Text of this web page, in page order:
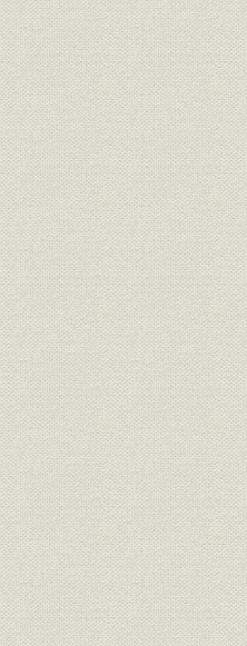
信頼性の危機
「重大な欠陥」指摘
19. 犬養体制スタート
酒井社長が退陣
三つのキーワード
新勤務手当で合意
20. 電子編集化が実現
遅れた対応
進む組織改革
21. 国際発信を拡充
多様化した配信先
国際回線網が拡大
22. 放送サービスの強化
スターネット計画